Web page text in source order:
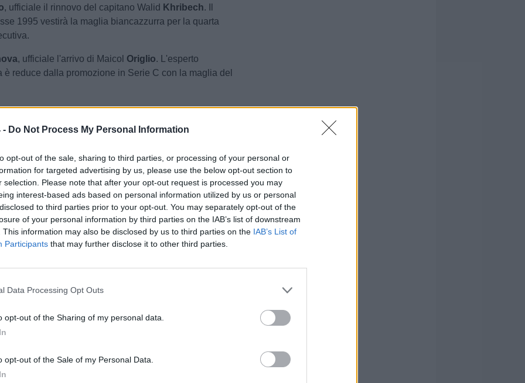
- Do Not Process My Personal Information
opt-out of the sale, sharing to third parties, or processing of your personal or
for targeted advertising by us, please use the below opt-out section to
selection. Please note that after your opt-out request is processed you may
interest-based ads based on personal information utilized by us or personal
to third parties prior to your opt-out. You may separately opt-out of the
of your personal information by third parties on the IAB’s list of downstream
This information may also be disclosed by us to third parties on the IAB’s List of
Participants that may further disclose it to other third parties.
Data Processing Opt Outs
opt-out of the Sharing of my personal data.
opt-out of the Sale of my Personal Data.
, ufficiale il rinnovo del capitano Walid Khribech. Il
1995 vestirà la maglia biancazzurra per la quarta
, ufficiale l'arrivo di Maicol Origlio. L'esperto
è reduce dalla promozione in Serie C con la maglia del
eTurrisci provano per l'attaccante ex Paganese
, classe 2001.
della promozione in Serie D resta alla guida
campana.
Iovieno, esterno della Torres, piace in Serie D: su di lui
Gravina e Correggese.
, sondaggio per l'attaccante classe '93Adama Diakite.
Torres
ha disputato 32 partite nello scorsa stagione
Tagliarino, centrocampista classe 2005 della Fidelis
, idea Giovanni Ignoffo per la panchina.
.